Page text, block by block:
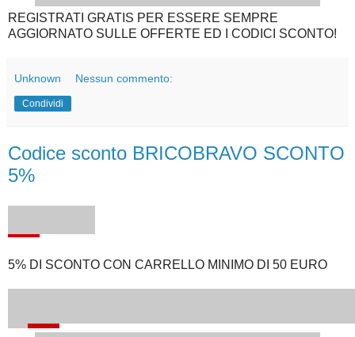
REGISTRATI GRATIS PER ESSERE SEMPRE
AGGIORNATO SULLE OFFERTE ED I CODICI SCONTO!
Unknown Nessun commento:
Condividi
Codice sconto BRICOBRAVO SCONTO
5%
5% DI SCONTO CON CARRELLO MINIMO DI 50 EURO